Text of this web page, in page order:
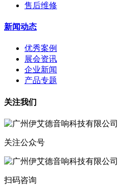
售后维修
新闻动态
优秀案例
展会资讯
企业新闻
产品专题
关注我们
关注公众号
扫码咨询